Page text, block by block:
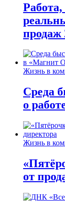
Жизнь в
Среда
о
Жизнь в
от